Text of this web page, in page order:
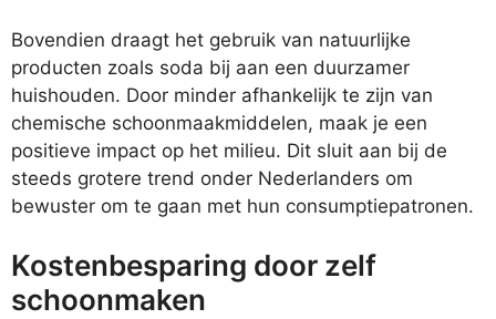
Bovendien draagt het gebruik van natuurlijke
producten zoals soda bij aan een duurzamer
huishouden. Door minder afhankelijk te zijn van
chemische schoonmaakmiddelen, maak je een
positieve impact op het milieu. Dit sluit aan bij de
steeds grotere trend onder Nederlanders om
bewuster om te gaan met hun consumptiepatronen.
Kostenbesparing door zelf
schoonmaken